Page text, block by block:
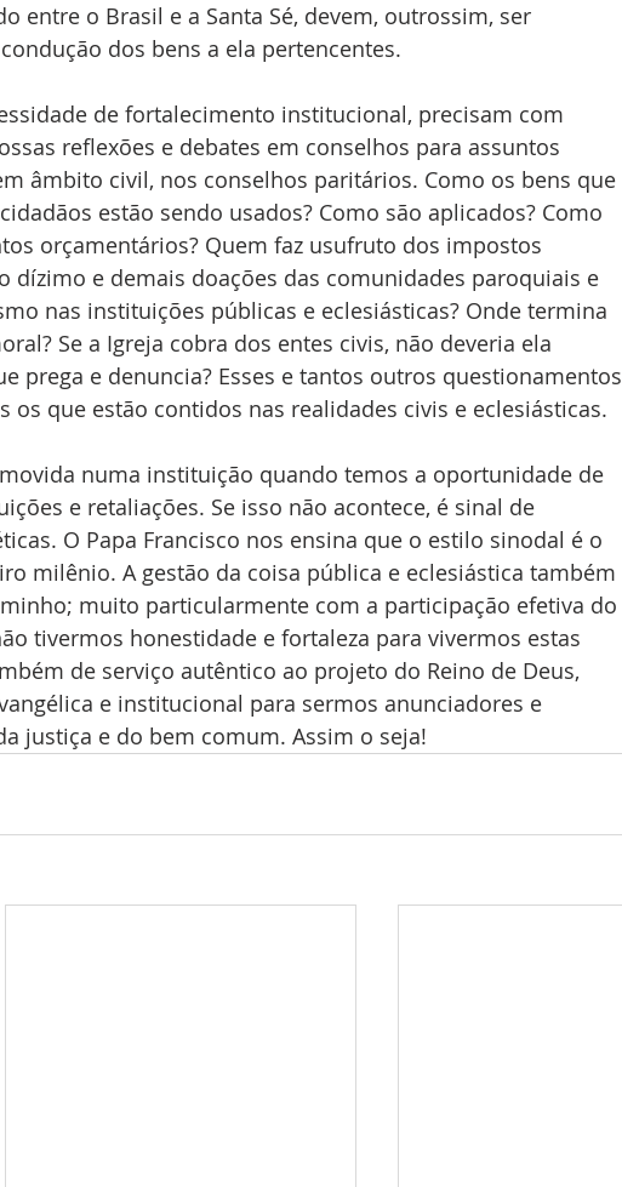
entre o Brasil e a Santa Sé, devem, outrossim, ser
dos bens a ela pertencentes.
de fortalecimento institucional, precisam com
reflexões e debates em conselhos para assuntos
âmbito civil, nos conselhos paritários. Como os bens que
estão sendo usados? Como são aplicados? Como
orçamentários? Quem faz usufruto dos impostos
dízimo e demais doações das comunidades paroquiais e
nas instituições públicas e eclesiásticas? Onde termina
Se a Igreja cobra dos entes civis, não deveria ela
prega e denuncia? Esses e tantos outros questionamentos
os que estão contidos nas realidades civis e eclesiásticas.
numa instituição quando temos a oportunidade de
e retaliações. Se isso não acontece, é sinal de
O Papa Francisco nos ensina que o estilo sinodal é o
milênio. A gestão da coisa pública e eclesiástica também
muito particularmente com a participação efetiva do
tivermos honestidade e fortaleza para vivermos estas
de serviço autêntico ao projeto do Reino de Deus,
e institucional para sermos anunciadores e
justiça e do bem comum. Assim o seja!